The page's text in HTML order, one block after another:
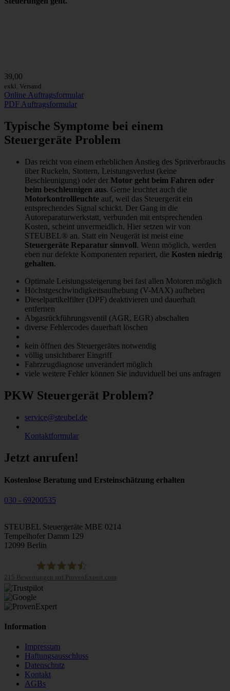
39,00
exkl. Versand
Online Auftragsformular
PDF Auftragsformular
Typische Symptome bei einem
Steuergeräte Problem
Das reicht von einem erheblichen Anstieg des Spritverbrauchs
über Ruckeln, Stottern, Leistungsverlust (keine
Beschleunigung) oder der Motor geht beim Fahren oder
beim beschleunigen aus. Gerne leuchtet auch die
Motorkontrollleuchte auf, weil das Steuergerät ein
entsprechendes Signal schickt. Der Gang in die
Autoreparaturwerkstatt, verbunden mit entsprechenden
Kosten, scheint unvermeidlich. Hier setzen wir von
STEUBEL® an. Statt ein Neugerät ist meist eine
Steuergeräte Reparatur sinnvoll. Wenn möglich, werden
eben nur defekte Komponenten repariert, die Kosten niedrig
gehalten.
Optimale Leistungssteigerung bei fast allen Motoren möglich
Höchstgeschwindigkeitsaufhebung (V-MAX) aufheben
Dieselpartikelfilter (DPF) deaktivieren und dauerhaft
entfernen
Abgasrückführungsventil (AGR, EGR) abschalten
diverse Fehlercodes dauerhaft löschen
kein öffnen des Steuergerätes notwendig
völlig unsichtbarer Eingriff
Fahrzeugdiagnose unverändert möglich
viele weitere Fehler können Sie induviduell bei uns anfragen
PKW Steuergerät Problem?
service@steubel.de
Kontaktformular
Jetzt anrufen!
Kostenlose Beratung und Ersteinschätzung erhalten
030 - 69200535
STEUBEL Steuergeräte MBE 0214
Tempelhofer Damm 129
12099 Berlin
STEUBEL Steuergeräte Annahme Filiale MBE 0214
215 Bewertungen auf ProvenExpert.com
Information
Impressum
Haftungsausschluss
Datenschutz
Kontakt
AGBs